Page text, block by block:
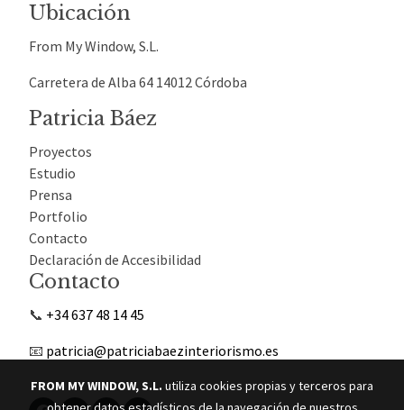
Ubicación
From My Window, S.L.
Carretera de Alba 64 14012 Córdoba
Patricia Báez
Proyectos
Estudio
Prensa
Portfolio
Contacto
Declaración de Accesibilidad
Contacto
📞 +34 637 48 14 45
📧 patricia@patriciabaezinteriorismo.es
FROM MY WINDOW, S.L. utiliza cookies propias y terceros para